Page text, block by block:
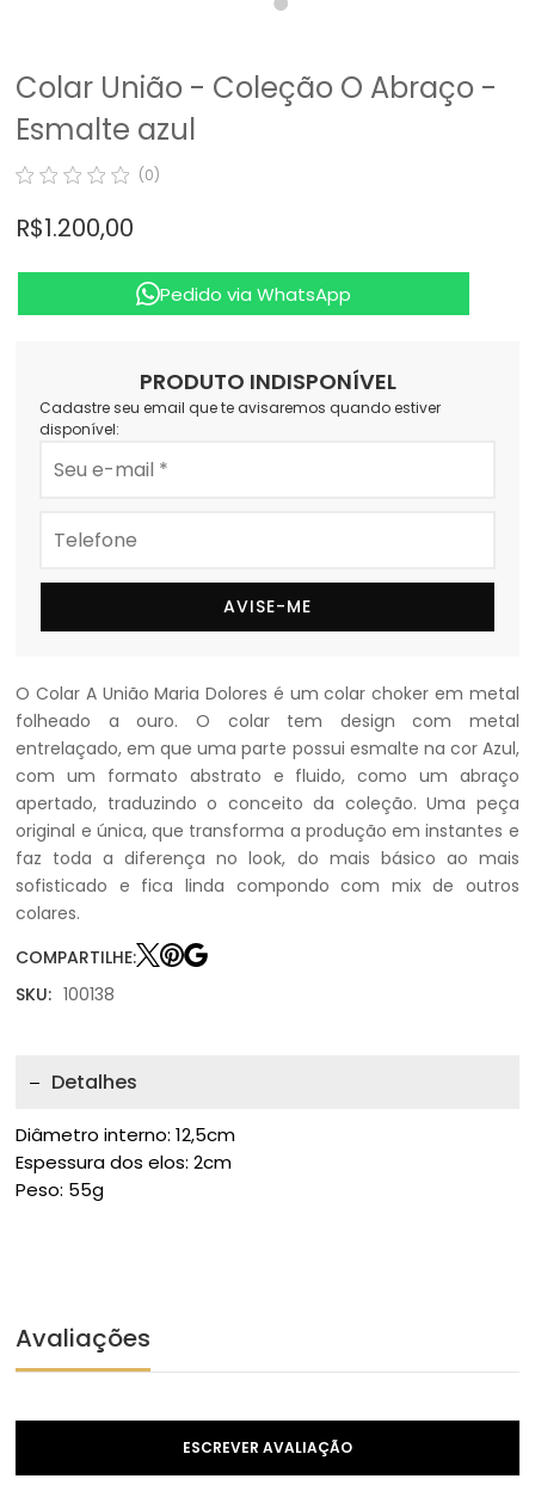
Colar União - Coleção O Abraço -
Esmalte azul
(0)
R$ 1.200,00
Pedido via WhatsApp
PRODUTO INDISPONÍVEL
Cadastre seu email que te avisaremos quando estiver
disponível:
AVISE-ME
O Colar A União Maria Dolores é um colar choker em metal
folheado a ouro. O colar tem design com metal
entrelaçado, em que uma parte possui esmalte na cor Azul,
com um formato abstrato e fluido, como um abraço
apertado, traduzindo o conceito da coleção. Uma peça
original e única, que transforma a produção em instantes e
faz toda a diferença no look, do mais básico ao mais
sofisticado e fica linda compondo com mix de outros
colares.
COMPARTILHE:
SKU: 100138
Detalhes
Diâmetro interno: 12,5cm
Espessura dos elos: 2cm
Peso: 55g
Avaliações
ESCREVER AVALIAÇÃO